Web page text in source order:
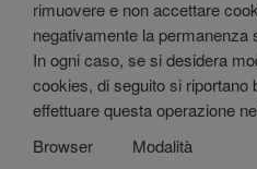
rimuovere e non accettare
negativamente la permanenza
In ogni caso, se si desidera
cookies, di seguito si
effettuare questa operazione
Browser
Modalità